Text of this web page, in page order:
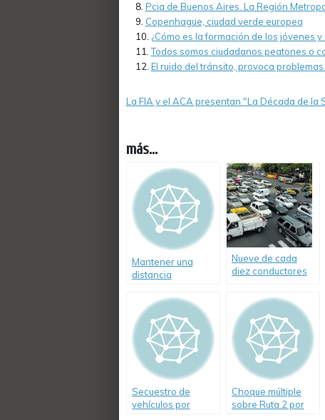
Pcia de Buenos Aires. La Región
Copenhague, ciudad verde europea
¿Cómo es la formación de los jóvenes
Todos somos ciudadanos peatones o
El ruido del tránsito, provoca
La FIA y el ACA presentan "La Década de la
más...
Mantener una
distancia
vehículos es la
mejor manera de
evitar choques
Nueve de cada
diez conductores
infracciones de
tránsito
Secuestro de
vehículos por
Choque múltiple
sobre Ruta 2 por